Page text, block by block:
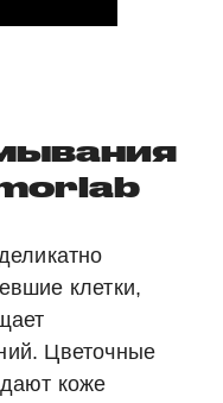
клетки,
Цветочные
коже